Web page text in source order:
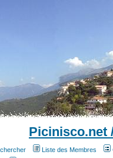
Picinisco.net
Liste des Membres